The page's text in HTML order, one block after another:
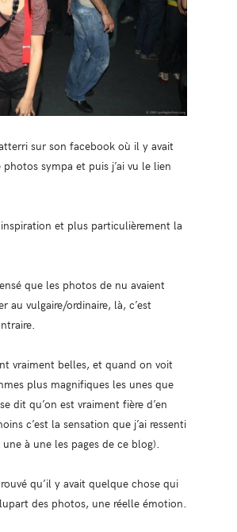
sur son facebook où il y avait
sympa et puis j’ai vu le lien
et plus particulièrement la
que les photos de nu avaient
au vulgaire/ordinaire, là, c’est
vraiment belles, et quand on voit
plus magnifiques les unes que
dit qu’on est vraiment fière d’en
c’est la sensation que j’ai ressenti
à une les pages de ce blog).
qu’il y avait quelque chose qui
des photos, une réelle émotion.